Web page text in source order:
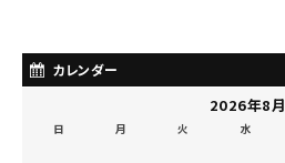
カレンダー
2026年8月
日 月 火 水